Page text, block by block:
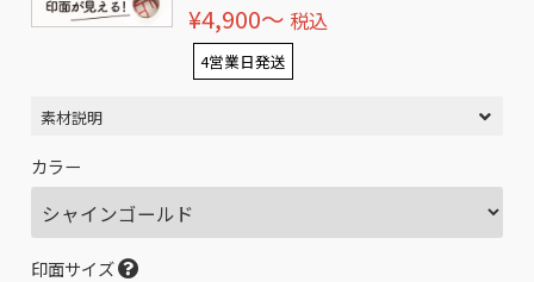
¥4,900〜 税込
4営業日発送
素材説明
カラー
印面サイズ